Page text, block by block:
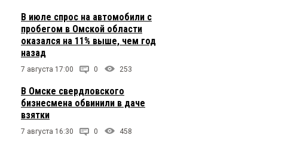
В июле спрос на автомобили с
пробегом в Омской области
оказался на 11% выше, чем год
назад
7 августа 17:00 0 253
В Омске свердловского
бизнесмена обвинили в даче
взятки
7 августа 16:30 0 458